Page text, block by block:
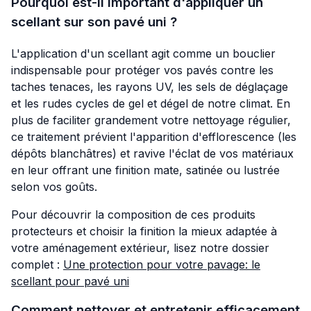
scellant sur son pavé uni ?
L'application d'un scellant agit comme un bouclier
indispensable pour protéger vos pavés contre les
taches tenaces, les rayons UV, les sels de déglaçage
et les rudes cycles de gel et dégel de notre climat. En
plus de faciliter grandement votre nettoyage régulier,
ce traitement prévient l'apparition d'efflorescence (les
dépôts blanchâtres) et ravive l'éclat de vos matériaux
en leur offrant une finition mate, satinée ou lustrée
selon vos goûts.
Pour découvrir la composition de ces produits
protecteurs et choisir la finition la mieux adaptée à
votre aménagement extérieur, lisez notre dossier
complet : Une protection pour votre pavage: le
scellant pour pavé uni